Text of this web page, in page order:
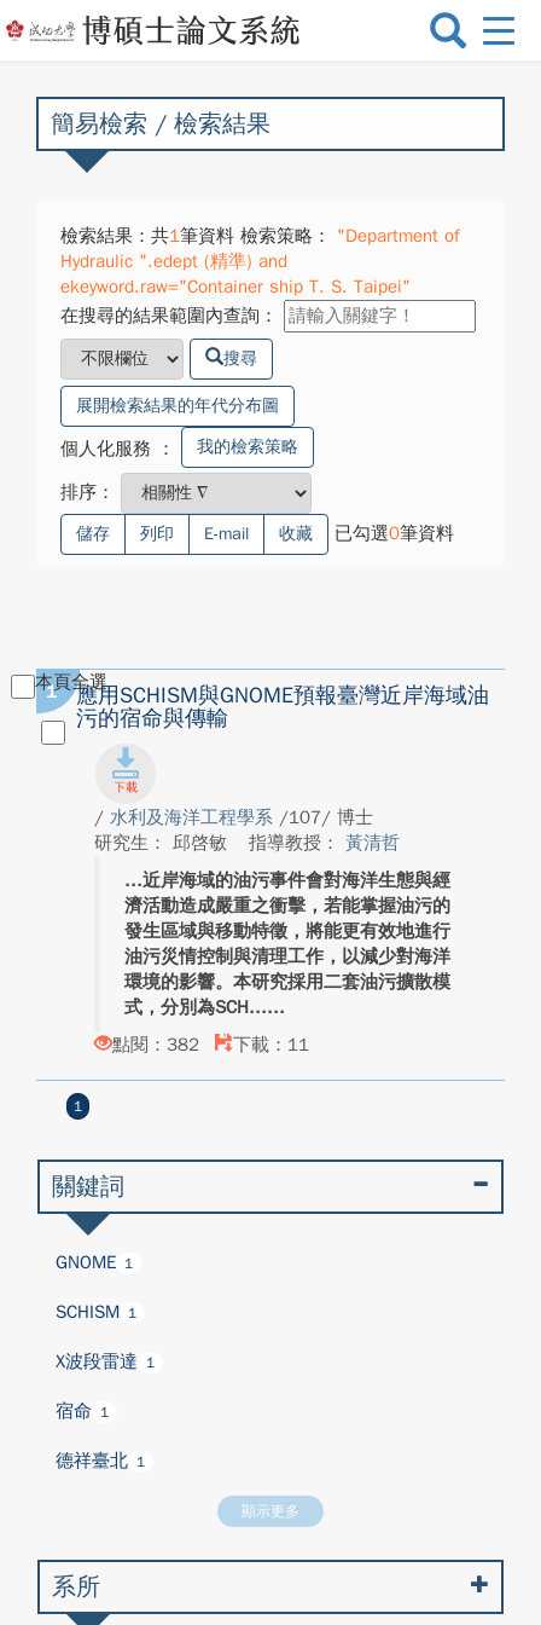
選
換
簡易檢索 / 檢索結果
檢索結果：共1筆資料 檢索策略：
"Department of
Hydraulic ".edept (精準) and
ekeyword.raw="Container ship T. S. Taipei"
在搜尋的結果範圍內查詢：
搜尋
展開檢索結果的年代分布圖
個人化服務 ： 我的檢索策略
排序：
儲存 列印 E-mail 收藏 已勾選0筆資料
本頁全選
1
應用SCHISM與GNOME預報臺灣近岸海域油
污的宿命與傳輸
/ 水利及海洋工程學系 /107/ 博士
研究生： 邱啓敏
指導教授： 黃清哲
近岸海域的油污事件會對海洋生態與經
濟活動造成嚴重之衝擊，若能掌握油污的
發生區域與移動特徵，將能更有效地進行
油污災情控制與清理工作，以減少對海洋
環境的影響。本研究採用二套油污擴散模
式，分別為SCH...
點閱：382
下載：11
1
關鍵詞
GNOME 1
SCHISM 1
X波段雷達 1
宿命 1
德祥臺北 1
顯示更多
系所